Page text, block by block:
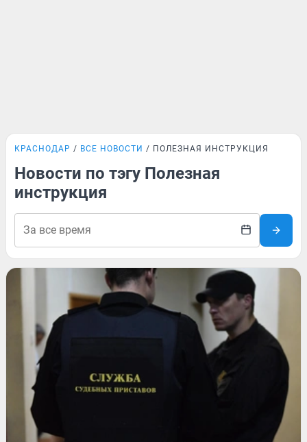
КРАСНОДАР ВСЕ НОВОСТИ ПОЛЕЗНАЯ ИНСТРУКЦИЯ
Новости по тэгу Полезная
инструкция